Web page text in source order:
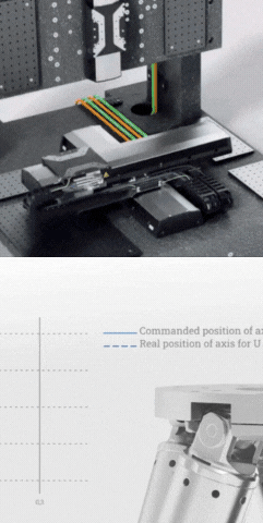
质和创新技术而著称。从精密加工
动器，PI已掌握全套关键技术，强大
科技企业、著名实验室的合作伙伴。